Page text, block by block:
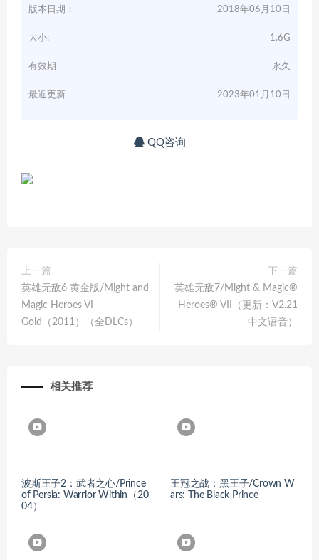
版本日期： 2018年06月10日
大小: 1.6G
有效期 永久
最近更新 2023年01月10日
QQ咨询
上一篇
英雄无敌6 黄金版/Might and
Magic Heroes VI
Gold（2011）（全DLCs）
下一篇
英雄无敌7/Might & Magic®
Heroes® VII（更新：V2.21
中文语音）
相关推荐
波斯王子2：武者之心/Prince
of Persia: Warrior Within（20
04）
王冠之战：黑王子/Crown W
ars: The Black Prince